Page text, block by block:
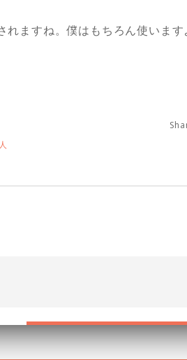
ますね。僕はもちろん使いま